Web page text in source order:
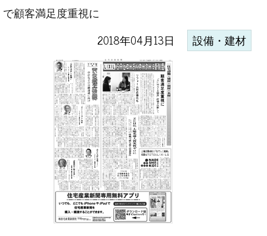
顧客満足度重視に
2018年04月13日 設備・建材